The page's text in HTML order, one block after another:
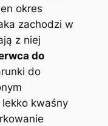
okres
zachodzi w
z niej
do
do
kwaśny